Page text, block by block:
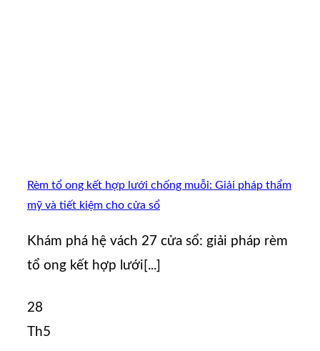
Rèm tổ ong kết hợp lưới chống muỗi: Giải pháp thẩm
mỹ và tiết kiệm cho cửa sổ
Khám phá hệ vách 27 cửa sổ: giải pháp rèm
tổ ong kết hợp lưới[...]
28
Th5